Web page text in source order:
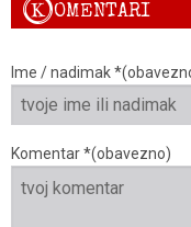
KOMENTARI
Ime / nadimak
Komentar *(obavezno)